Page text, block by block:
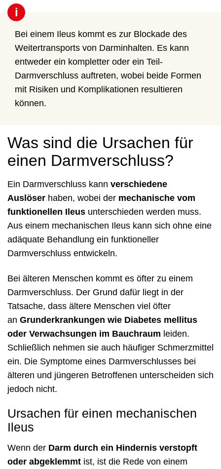
i
Bei einem Ileus kommt es zur Blockade des
Weitertransports von Darminhalten. Es kann
entweder ein kompletter oder ein Teil-
Darmverschluss auftreten, wobei beide Formen
mit Risiken und Komplikationen resultieren
können.
Was sind die Ursachen für
einen Darmverschluss?
Ein Darmverschluss kann verschiedene
Auslöser haben, wobei der mechanische vom
funktionellen Ileus unterschieden werden muss.
Aus einem mechanischen Ileus kann sich ohne eine
adäquate Behandlung ein funktioneller
Darmverschluss entwickeln.
Bei älteren Menschen kommt es öfter zu einem
Darmverschluss. Der Grund dafür liegt in der
Tatsache, dass ältere Menschen viel öfter
an Grunderkrankungen wie Diabetes mellitus
oder Verwachsungen im Bauchraum leiden.
Schließlich nehmen sie auch häufiger Schmerzmittel
ein. Die Symptome eines Darmverschlusses bei
älteren und jüngeren Betroffenen unterscheiden sich
jedoch nicht.
Ursachen für einen mechanischen
Ileus
Wenn der Darm durch ein Hindernis verstopft
oder abgeklemmt ist, ist die Rede von einem